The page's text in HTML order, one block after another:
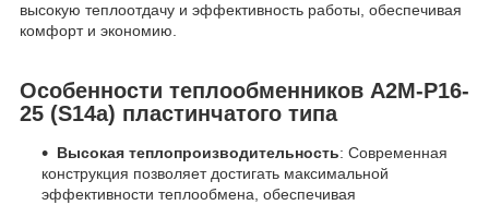
высокую теплоотдачу и эффективность работы, обеспечивая
комфорт и экономию.
Особенности теплообменников A2M-Р16-
25 (S14a) пластинчатого типа
Высокая теплопроизводительность: Современная
конструкция позволяет достигать максимальной
эффективности теплообмена, обеспечивая